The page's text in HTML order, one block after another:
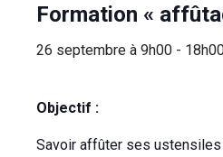
Formation «
26 septembre à 9h00 -
Objectif :
Savoir affûter ses